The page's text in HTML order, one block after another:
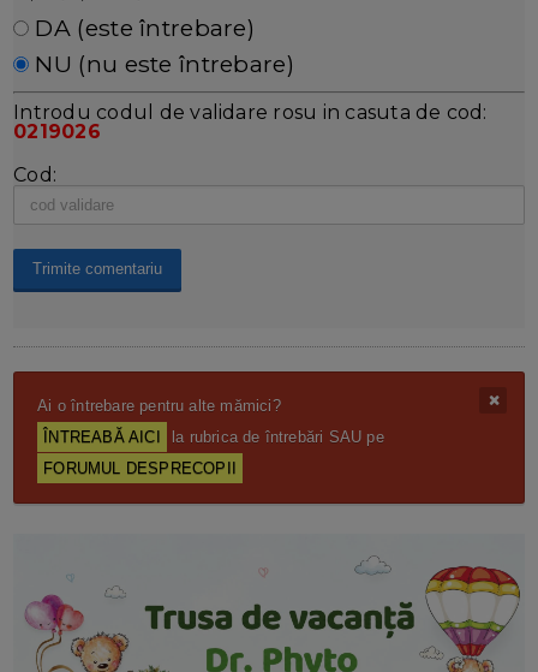
DA (este întrebare)
NU (nu este întrebare)
Introdu codul de validare rosu in casuta de cod:
0219026
Cod:
Ai o întrebare pentru alte mămici?
ÎNTREABĂ AICI
la rubrica de întrebări SAU pe
FORUMUL DESPRECOPII